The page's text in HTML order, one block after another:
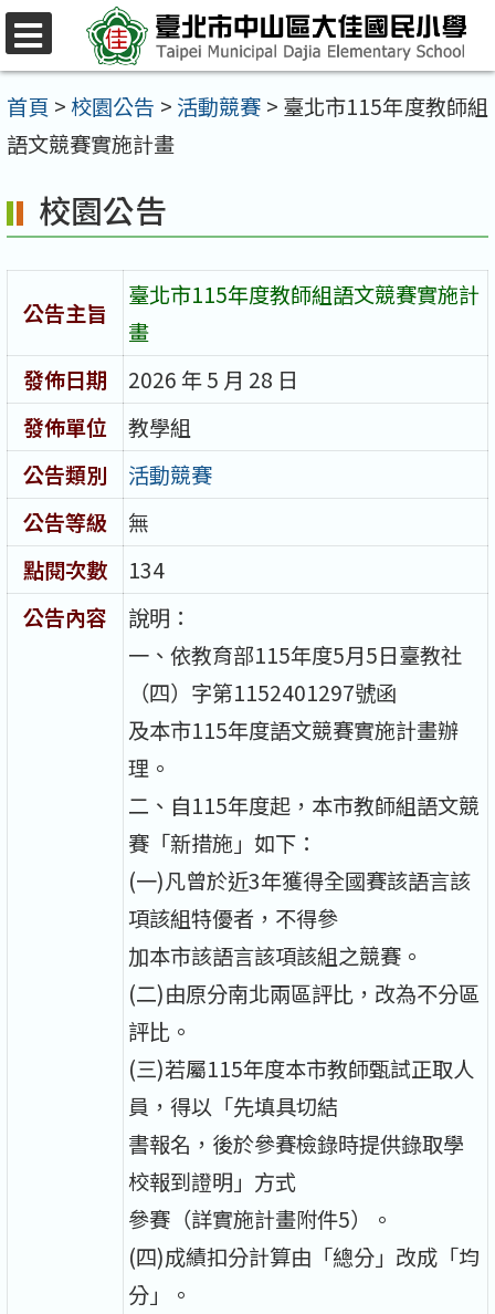
跳
至
主
要
容
區
首頁 >校園公告 > 活動競賽 > 臺北市115年度教師組
語文競賽實施計畫
校園公告
公告主旨
臺北市115年度教師組語文競賽實施計
畫
發佈日期
2026 年 5 月 28 日
發佈單位
教學組
公告類別
活動競賽
公告等級
無
點閱次數
134
公告內容
說明：
一、依教育部115年度5月5日臺教社
（四）字第1152401297號函
及本市115年度語文競賽實施計畫辦
理。
二、自115年度起，本市教師組語文競
賽「新措施」如下：
(一)凡曾於近3年獲得全國賽該語言該
項該組特優者，不得參
加本市該語言該項該組之競賽。
(二)由原分南北兩區評比，改為不分區
評比。
(三)若屬115年度本市教師甄試正取人
員，得以「先填具切結
書報名，後於參賽檢錄時提供錄取學
校報到證明」方式
參賽（詳實施計畫附件5）。
(四)成績扣分計算由「總分」改成「均
分」。
選
單